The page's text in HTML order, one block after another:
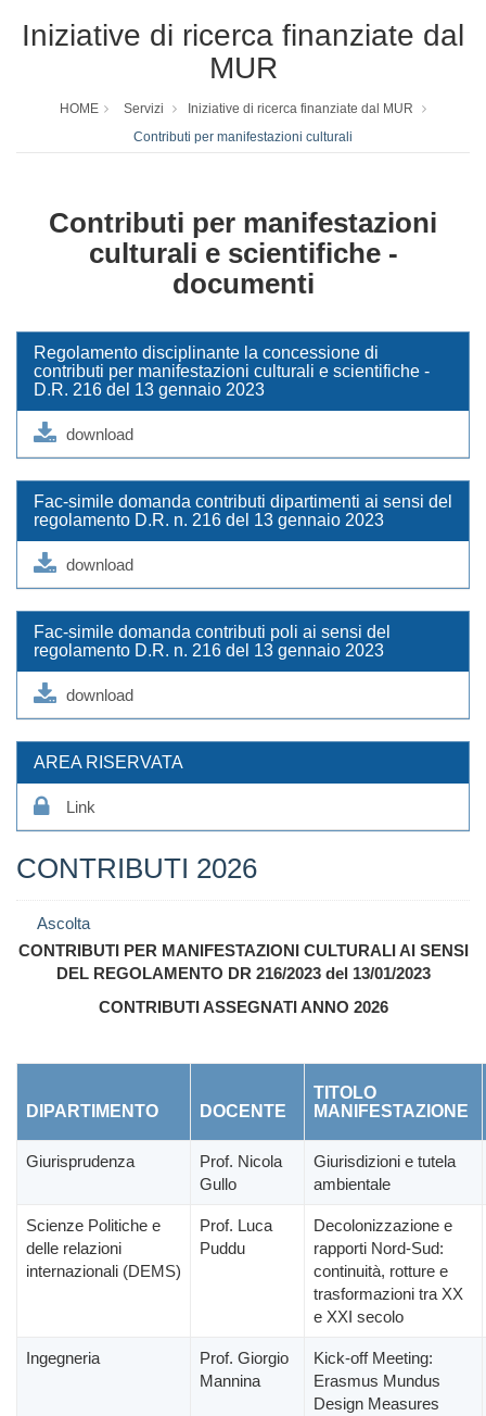
Iniziative di ricerca finanziate dal
MUR
HOME Servizi
Iniziative di ricerca finanziate dal MUR
Contributi per manifestazioni culturali
Contributi per manifestazioni
culturali e scientifiche -
documenti
Regolamento disciplinante la concessione di
contributi per manifestazioni culturali e scientifiche -
D.R. 216 del 13 gennaio 2023
download
Fac-simile domanda contributi dipartimenti ai sensi del
regolamento D.R. n. 216 del 13 gennaio 2023
download
Fac-simile domanda contributi poli ai sensi del
regolamento D.R. n. 216 del 13 gennaio 2023
download
AREA RISERVATA
Link
CONTRIBUTI 2026
Ascolta
CONTRIBUTI PER MANIFESTAZIONI CULTURALI AI SENSI
DEL REGOLAMENTO DR 216/2023 del 13/01/2023
CONTRIBUTI ASSEGNATI ANNO 2026
DIPARTIMENTO DOCENTE
TITOLO
MANIFESTAZIONE
Giurisprudenza
Prof. Nicola
Gullo
Giurisdizioni e tutela
ambientale
Scienze Politiche e
delle relazioni
internazionali (DEMS)
Prof. Luca
Puddu
Decolonizzazione e
rapporti Nord-Sud:
continuità, rotture e
trasformazioni tra XX
e XXI secolo
Ingegneria
Prof. Giorgio
Mannina
Kick-off Meeting:
Erasmus Mundus
Design Measures